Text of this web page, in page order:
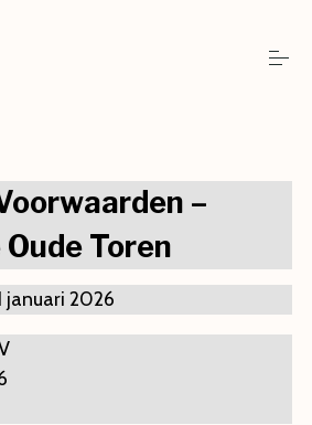
–
Toren
januari 2026